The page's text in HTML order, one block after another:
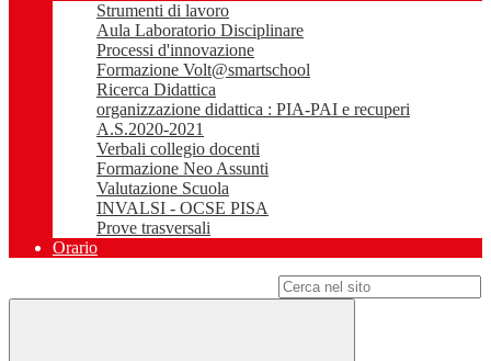
Strumenti di lavoro
Aula Laboratorio Disciplinare
Processi d'innovazione
Formazione Volt@smartschool
Ricerca Didattica
organizzazione didattica : PIA-PAI e recuperi
A.S.2020-2021
Verbali collegio docenti
Formazione Neo Assunti
Valutazione Scuola
INVALSI - OCSE PISA
Prove trasversali
Orario